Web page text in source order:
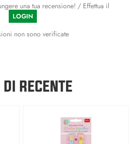
una tua recensione! / Effettua il
LOGIN
non sono verificate
RECENTE